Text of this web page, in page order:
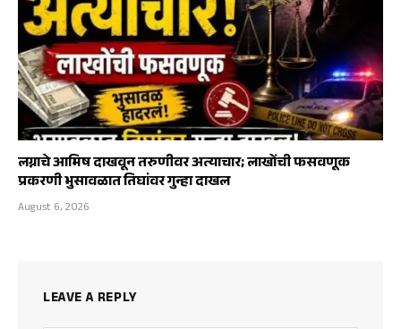
लग्नाचे आमिष दाखवून तरुणीवर अत्याचार; लाखोंची फसवणूक
प्रकरणी भुसावळात तिघांवर गुन्हा दाखल
August 6, 2026
LEAVE A REPLY